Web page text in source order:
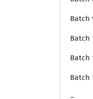
Batch
Batch
Batch
Batch
–